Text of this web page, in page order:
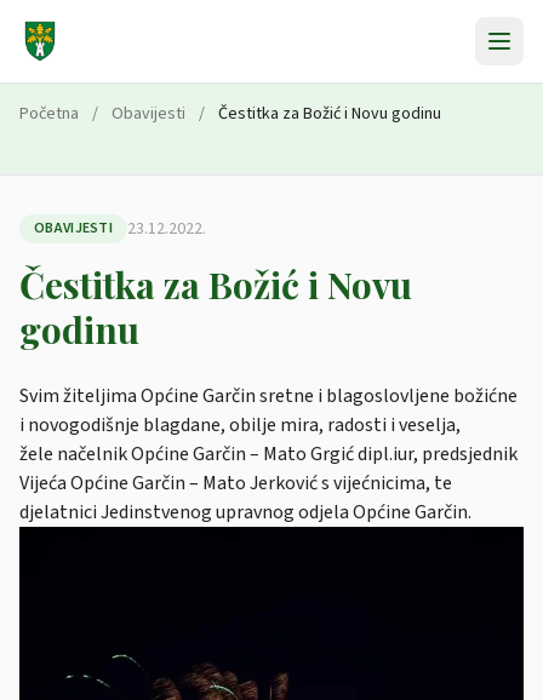
Početna / Obavijesti / Čestitka za Božić i Novu godinu
OBAVIJESTI 23.12.2022.
Čestitka za Božić i Novu
godinu
Svim žiteljima Općine Garčin sretne i blagoslovljene božićne
i novogodišnje blagdane, obilje mira, radosti i veselja,
žele načelnik Općine Garčin – Mato Grgić dipl.iur, predsjednik
Vijeća Općine Garčin – Mato Jerković s vijećnicima, te
djelatnici Jedinstvenog upravnog odjela Općine Garčin.